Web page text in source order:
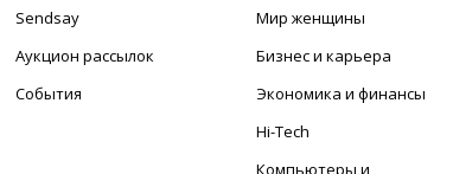
Sendsay
Аукцион рассылок
События
Мир женщины
Бизнес и карьера
Экономика и финансы
Hi-Tech
Компьютеры и